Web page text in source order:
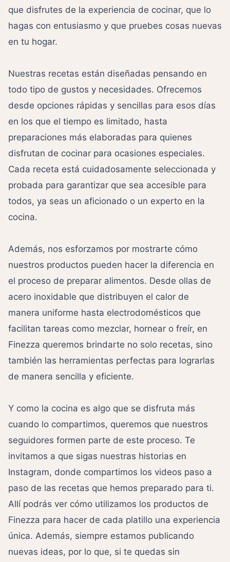
que disfrutes de la experiencia de cocinar, que lo
hagas con entusiasmo y que pruebes cosas nuevas
en tu hogar.
Nuestras recetas están diseñadas pensando en
todo tipo de gustos y necesidades. Ofrecemos
desde opciones rápidas y sencillas para esos días
en los que el tiempo es limitado, hasta
preparaciones más elaboradas para quienes
disfrutan de cocinar para ocasiones especiales.
Cada receta está cuidadosamente seleccionada y
probada para garantizar que sea accesible para
todos, ya seas un aficionado o un experto en la
cocina.
Además, nos esforzamos por mostrarte cómo
nuestros productos pueden hacer la diferencia en
el proceso de preparar alimentos. Desde ollas de
acero inoxidable que distribuyen el calor de
manera uniforme hasta electrodomésticos que
facilitan tareas como mezclar, hornear o freír, en
Finezza queremos brindarte no solo recetas, sino
también las herramientas perfectas para lograrlas
de manera sencilla y eficiente.
Y como la cocina es algo que se disfruta más
cuando lo compartimos, queremos que nuestros
seguidores formen parte de este proceso. Te
invitamos a que sigas nuestras historias en
Instagram, donde compartimos los videos paso a
paso de las recetas que hemos preparado para ti.
Allí podrás ver cómo utilizamos los productos de
Finezza para hacer de cada platillo una experiencia
única. Además, siempre estamos publicando
nuevas ideas, por lo que, si te quedas sin